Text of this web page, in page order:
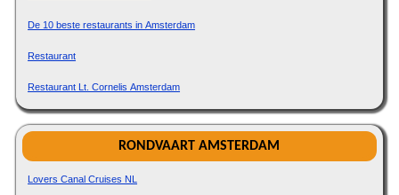
De 10 beste restaurants in Amsterdam
Restaurant
Restaurant Lt. Cornelis Amsterdam
RONDVAART AMSTERDAM
Lovers Canal Cruises NL